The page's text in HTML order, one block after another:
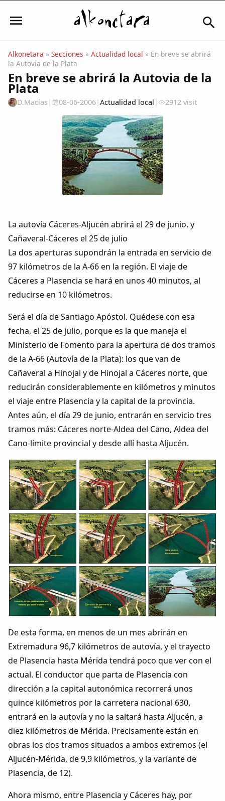
Iniciar sesión
Mi Cuenta
El Tiempo
Actualidad
Colaboradores
AlkoTV
Biblioteca
Periódico Alconétar
Foros
Idiosincrasia
Diccionario
Traductor
Cancionero Local
Apodos
Peñas
La palra
Modo oscuro
Alkonetara » Secciones » Actualidad local » En breve se abrirá
la Autovia de la Plata
En breve se abrirá la Autovia de la
Plata
D.Macías | 08-06-2006| Actualidad local | 2912 visit
La autovía Cáceres-Aljucén abrirá el 29 de junio, y
Cañaveral-Cáceres el 25 de julio
La dos aperturas supondrán la entrada en servicio de
97 kilómetros de la A-66 en la región. El viaje de
Cáceres a Plasencia se hará en unos 40 minutos, al
reducirse en 10 kilómetros.
Será el día de Santiago Apóstol. Quédese con esa
fecha, el 25 de julio, porque es la que maneja el
Ministerio de Fomento para la apertura de dos tramos
de la A-66 (Autovía de la Plata): los que van de
Cañaveral a Hinojal y de Hinojal a Cáceres norte, que
reducirán considerablemente en kilómetros y minutos
el viaje entre Plasencia y la capital de la provincia.
Antes aún, el día 29 de junio, entrarán en servicio tres
tramos más: Cáceres norte-Aldea del Cano, Aldea del
Cano-límite provincial y desde allí hasta Aljucén.
De esta forma, en menos de un mes abrirán en
Extremadura 96,7 kilómetros de autovía, y el trayecto
de Plasencia hasta Mérida tendrá poco que ver con el
actual. El conductor que parta de Plasencia con
dirección a la capital autonómica recorrerá unos
quince kilómetros por la carretera nacional 630,
entrará en la autovía y no la saltará hasta Aljucén, a
diez kilómetros de Mérida. Precisamente están en
obras los dos tramos situados a ambos extremos (el
Aljucén-Mérida, de 9,9 kilómetros, y la variante de
Plasencia, de 12).
Ahora mismo, entre Plasencia y Cáceres hay, por